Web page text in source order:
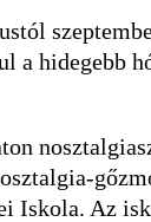
a hidegebb
Iskola. Az